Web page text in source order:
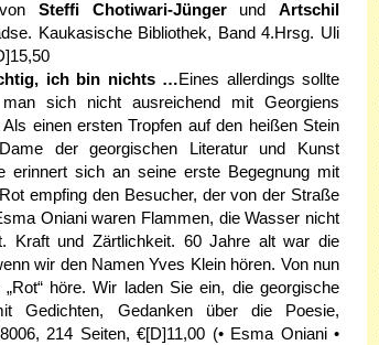
Steffi Chotiwari-JüngerundArtschil
Kaukasische Bibliothek, Band 4.Hrsg. Uli
ich bin nichts …Eines allerdings sollte
sich nicht ausreichend mit Georgiens
einen ersten Tropfen auf den heißen Stein
der georgischen Literatur und Kunst
erinnert sich an seine erste Begegnung mit
empfing den Besucher, der von der Straße
Oniani waren Flammen, die Wasser nicht
Kraft und Zärtlichkeit. 60 Jahre alt war die
wir den Namen Yves Klein hören. Von nun
höre. Wir laden Sie ein, die georgische
Gedichten, Gedanken über die Poesie,
214 Seiten, €[D]11,00 (• Esma Oniani •